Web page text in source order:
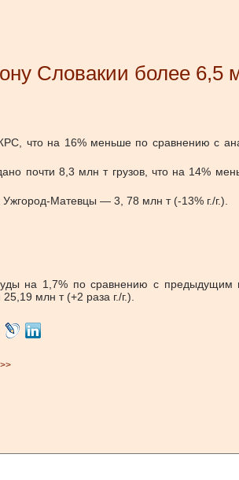
Словакии более 6,5
что на 16% меньше по сравнению с
почти 8,3 млн т грузов, что на 14%
Матевцы — 3, 78 млн т (-13% г./г.).
руды на 1,7% по сравнению с
млн т (+2 раза г./г.).